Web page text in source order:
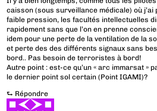
caisson (sous surveillance médicale) où
faible pression, les facultés intellectuelles
rapidement sans que l’on en prenne
idem pour une perte de la ventilation de la
et perte des des différents signaux sans
bord.. Pas besoin de terroristes à bord!
Autre point : est-ce qu’un « arc immarsat »
le dernier point sol certain (Point IGAMI)?
⮑ Répondre